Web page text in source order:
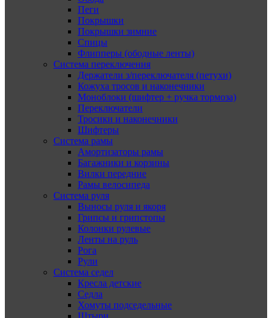
Пеги
Покрышки
Покрышки зимние
Спицы
Флипперы (ободные ленты)
Система переключения
Держатели з/переключателя (петухи)
Кожуха тросов и наконечники
Моноблоки (шифтер + ручка тормоза)
Переключатели
Тросики и наконечники
Шифтеры
Система рамы
Амортизаторы рамы
Багажники и корзины
Вилки передние
Рамы велосипеда
Система руля
Выносы руля и якоря
Грипсы и грипстопы
Колонки рулевые
Ленты на руль
Рога
Рули
Система седел
Кресла детские
Седла
Хомуты подседельные
Штыри